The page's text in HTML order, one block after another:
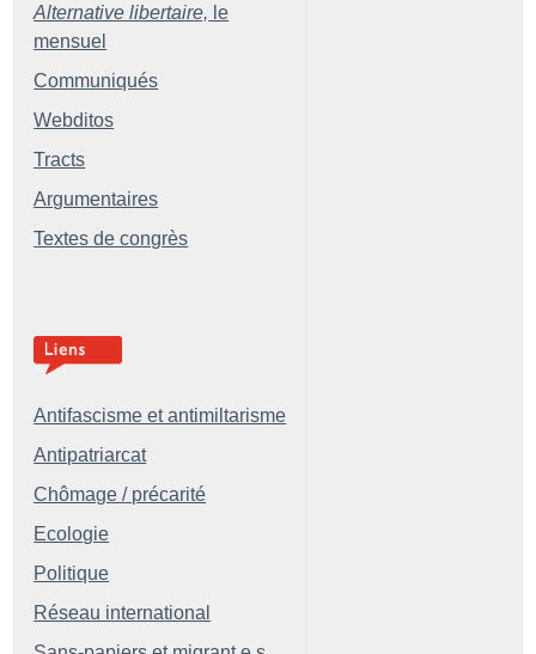
Alternative libertaire, le
mensuel
Communiqués
Webditos
Tracts
Argumentaires
Textes de congrès
Antifascisme et antimiltarisme
Antipatriarcat
Chômage / précarité
Ecologie
Politique
Réseau international